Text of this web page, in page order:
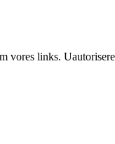
vores links.